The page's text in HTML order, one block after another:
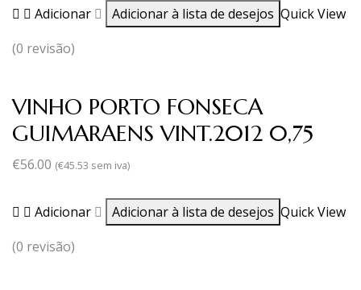
Adicionar Adicionar à lista de desejos Quick View
(0 revisão)
VINHO PORTO FONSECA
GUIMARAENS VINT.2012 0,75
€56.00 (€45.53 sem iva)
Adicionar Adicionar à lista de desejos Quick View
(0 revisão)